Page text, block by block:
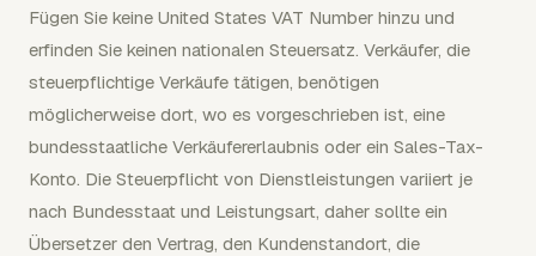
Fügen Sie keine United States VAT Number hinzu und
erfinden Sie keinen nationalen Steuersatz. Verkäufer, die
steuerpflichtige Verkäufe tätigen, benötigen
möglicherweise dort, wo es vorgeschrieben ist, eine
bundesstaatliche Verkäufererlaubnis oder ein Sales-Tax-
Konto. Die Steuerpflicht von Dienstleistungen variiert je
nach Bundesstaat und Leistungsart, daher sollte ein
Übersetzer den Vertrag, den Kundenstandort, die